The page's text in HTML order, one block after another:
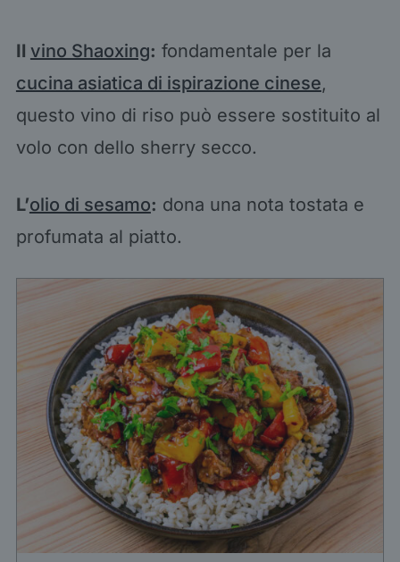
Il vino Shaoxing: fondamentale per la
cucina asiatica di ispirazione cinese,
questo vino di riso può essere sostituito al
volo con dello sherry secco.
L’olio di sesamo: dona una nota tostata e
profumata al piatto.